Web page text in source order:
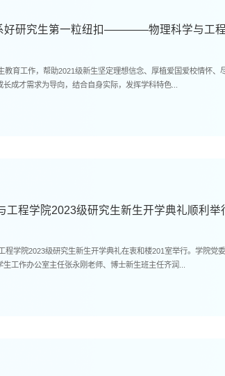
好研究生第一粒纽扣————物理科学与工
教育工作，帮助2021级新生坚定理想信念、厚植爱国爱校情怀、
成才需求为导向，结合自身实际，发挥学科特色...
工程学院2023级研究生新生开学典礼顺利举
程学院2023级研究生新生开学典礼在衷和楼201室举行。学院党
工作办公室主任张永刚老师、博士新生班主任齐润...